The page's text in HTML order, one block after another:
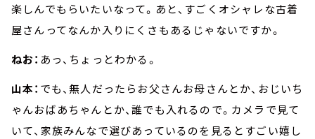
楽しんでもらいたいなって。あと、すごくオシャレな古着
屋さんってなんか入りにくさもあるじゃないですか。
ねお： あっ、ちょっとわかる。
山本： でも、無人だったらお父さんお母さんとか、おじいち
ゃんおばあちゃんとか、誰でも入れるので。カメラで見て
いて、家族みんなで選びあっているのを見るとすごい嬉し